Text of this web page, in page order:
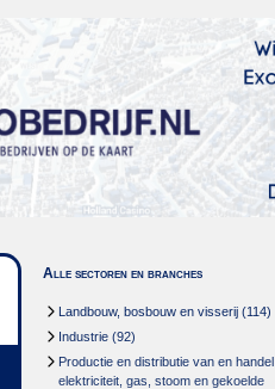
Alle sectoren en branches
Landbouw, bosbouw en visserij (114)
Industrie (92)
Productie en distributie van en
elektriciteit, gas, stoom en gekoelde